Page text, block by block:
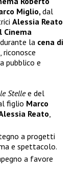
Miglio,dal
Alessia Reato
Cinema
la cena di
, riconosce
pubblico e
Stellee del
figlio Marco
Reato,
a progetti
e spettacolo.
a favore